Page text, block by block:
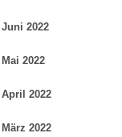
Juni 2022
Mai 2022
April 2022
März 2022